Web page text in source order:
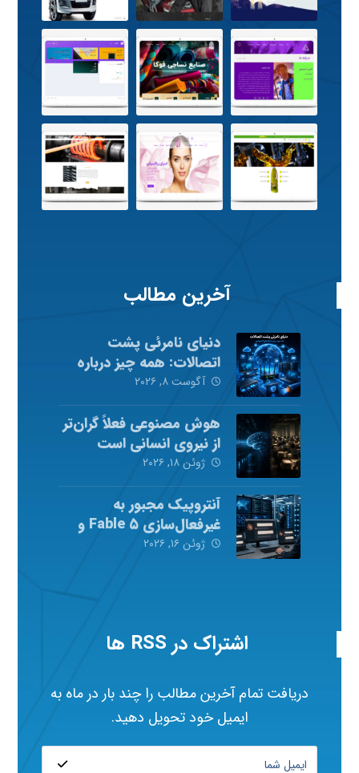
آخرین مطالب
دنیای نامرئی پشت
اتصالات: همه چیز درباره
شبکه‌های کامپیوتری
آگوست ۸, ۲۰۲۶
هوش مصنوعی فعلاً گران‌تر
از نیروی انسانی است
ژوئن ۱۸, ۲۰۲۶
آنتروپیک مجبور به
غیرفعال‌سازی Fable ۵ و
Mythos ۵ شد
ژوئن ۱۶, ۲۰۲۶
اشتراک در RSS ها
دریافت تمام آخرین مطالب را چند بار در ماه به
ایمیل خود تحویل دهید.